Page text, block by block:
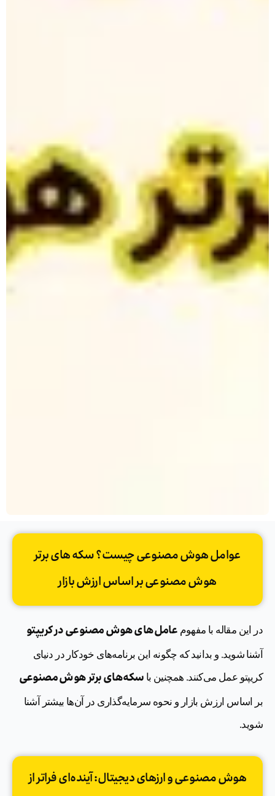
عوامل هوش مصنوعی چیست؟ سکه های برتر
هوش مصنوعی بر اساس ارزش بازار
در این مقاله با مفهوم عامل‌های هوش مصنوعی در کریپتو
آشنا شوید. و بدانید که چگونه این برنامه‌های خودکار در دنیای
کریپتو عمل می‌کنند. همچنین با سکه‌های برتر هوش مصنوعی
بر اساس ارزش بازار و نحوه سرمایه‌گذاری در آن‌ها بیشتر آشنا
شوید.
هوش مصنوعی و ارزهای دیجیتال: آینده‌ای فراتر از